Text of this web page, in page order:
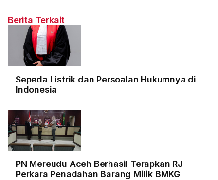
Berita Terkait
Sepeda Listrik dan Persoalan Hukumnya di
Indonesia
PN Mereudu Aceh Berhasil Terapkan RJ
Perkara Penadahan Barang Milik BMKG